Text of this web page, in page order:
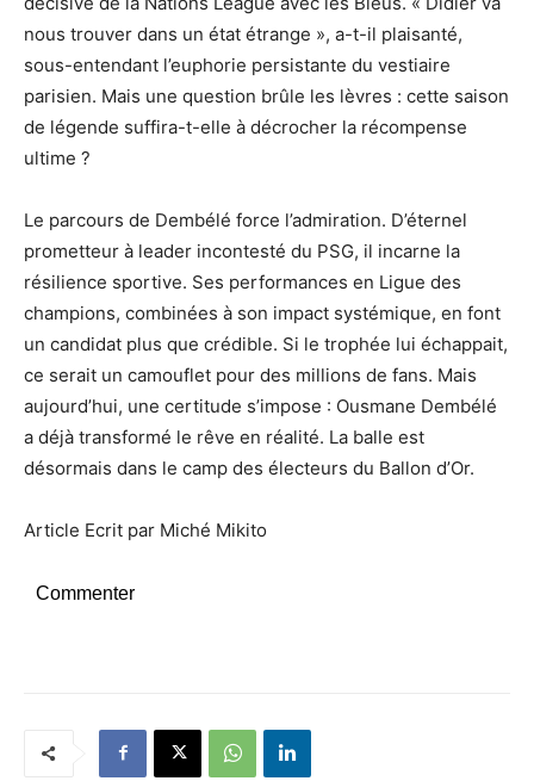
nous trouver dans un état étrange », a-t-il plaisanté,
sous-entendant l’euphorie persistante du vestiaire
parisien. Mais une question brûle les lèvres : cette saison
de légende suffira-t-elle à décrocher la récompense
ultime ?
Le parcours de Dembélé force l’admiration. D’éternel
prometteur à leader incontesté du PSG, il incarne la
résilience sportive. Ses performances en Ligue des
champions, combinées à son impact systémique, en font
un candidat plus que crédible. Si le trophée lui échappait,
ce serait un camouflet pour des millions de fans. Mais
aujourd’hui, une certitude s’impose : Ousmane Dembélé
a déjà transformé le rêve en réalité. La balle est
désormais dans le camp des électeurs du Ballon d’Or.
Article Ecrit par Miché Mikito
Commenter